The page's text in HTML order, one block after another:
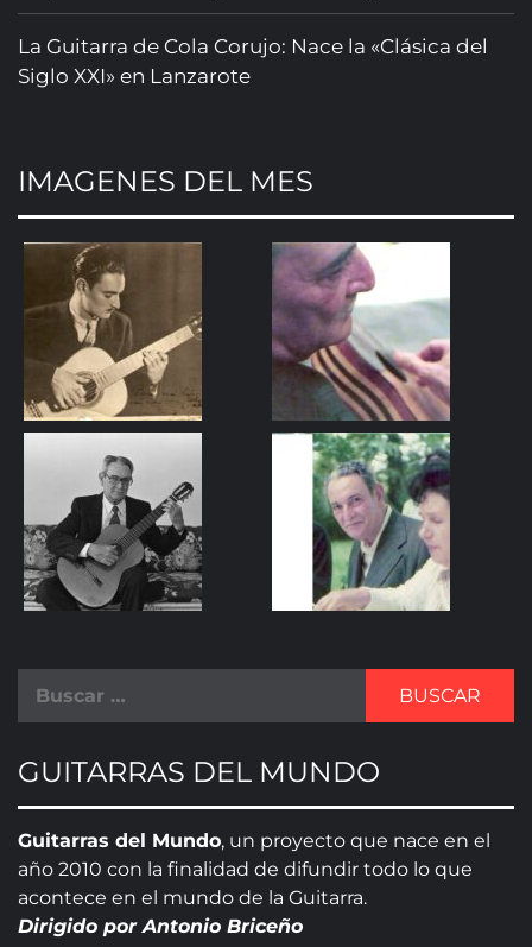
La Guitarra de Cola Corujo: Nace la «Clásica del
Siglo XXI» en Lanzarote
IMAGENES DEL MES
GUITARRAS DEL MUNDO
Guitarras del Mundo, un proyecto que nace en el
año 2010 con la finalidad de difundir todo lo que
acontece en el mundo de la Guitarra.
Dirigido por Antonio Briceño